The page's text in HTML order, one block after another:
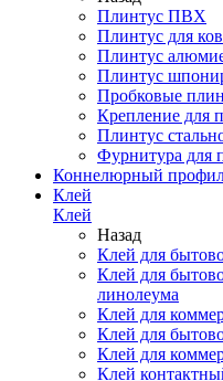
Плинтус ПВХ
Плинтус для
Плинтус
Плинтус
Пробковые
Крепление для
Плинтус
Фурнитура для
Коннелюрный
Клей
Клей
Назад
Клей для
Клей для
линолеума
Клей для
Клей для
Клей для
Клей